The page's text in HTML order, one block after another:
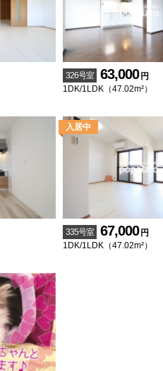
326号室 63,000 円
1DK/1LDK（47.02m²）
335号室 67,000 円
1DK/1LDK（47.02m²）